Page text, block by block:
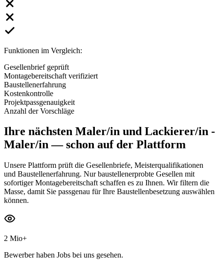
Funktionen im Vergleich:
Gesellenbrief geprüft
Montagebereitschaft verifiziert
Baustellenerfahrung
Kostenkontrolle
Projektpassgenauigkeit
Anzahl der Vorschläge
Ihre nächsten Maler/in und Lackierer/in -
Maler/in— schon auf der Plattform
Unsere Plattform prüft die Gesellenbriefe, Meisterqualifikationen
und Baustellenerfahrung. Nur baustellenerprobte Gesellen mit
sofortiger Montagebereitschaft schaffen es zu Ihnen. Wir filtern die
Masse, damit Sie passgenau für Ihre Baustellenbesetzung auswählen
können.
2 Mio+
Bewerber haben Jobs bei uns gesehen.